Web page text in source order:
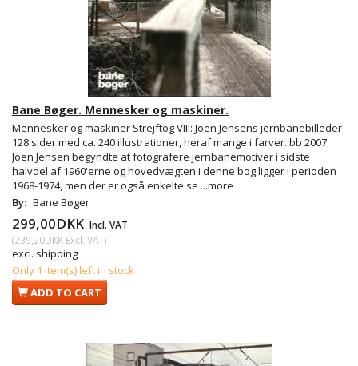
Bane Bøger. Mennesker og maskiner.
Mennesker og maskiner Strejftog VIII: Joen Jensens jernbanebilleder
128 sider med ca. 240 illustrationer, heraf mange i farver. bb 2007
Joen Jensen begyndte at fotografere jernbanemotiver i sidste
halvdel af 1960'erne og hovedvægten i denne bog ligger i perioden
1968-1974, men der er også enkelte se ...more
By: Bane Bøger
299,00DKK Incl. VAT
(239,20DKK Excl. VAT)
excl. shipping
Only 1 item(s) left in stock
ADD TO CART